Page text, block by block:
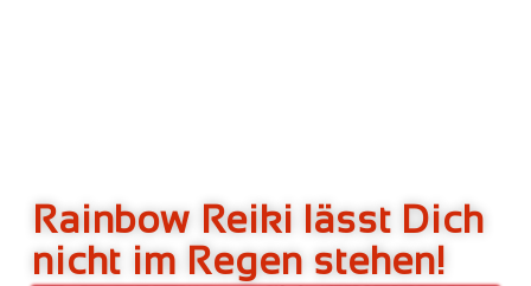
Rainbow Reiki lässt Dich
nicht im Regen stehen!